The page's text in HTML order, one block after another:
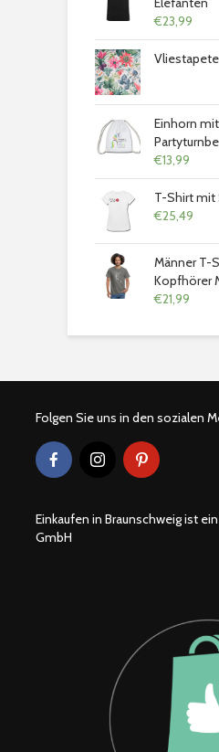
€23,99
Einhorn
€13,99
T-Shirt mit
€25,49
Männer T-
Kopfhörer
€21,99
Folgen Sie uns in den sozialen
Einkaufen in Braunschweig ist
GmbH